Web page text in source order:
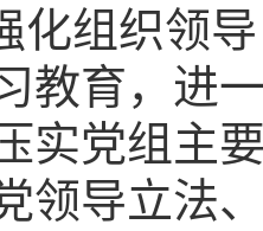
化组织领
教育， 进
实党组主
领导立法